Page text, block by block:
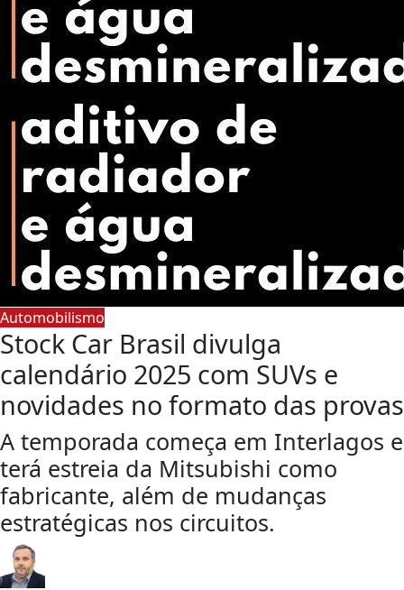
Automobilismo
Stock Car Brasil divulga
calendário 2025 com SUVs e
novidades no formato das provas
A temporada começa em Interlagos e
terá estreia da Mitsubishi como
fabricante, além de mudanças
estratégicas nos circuitos.